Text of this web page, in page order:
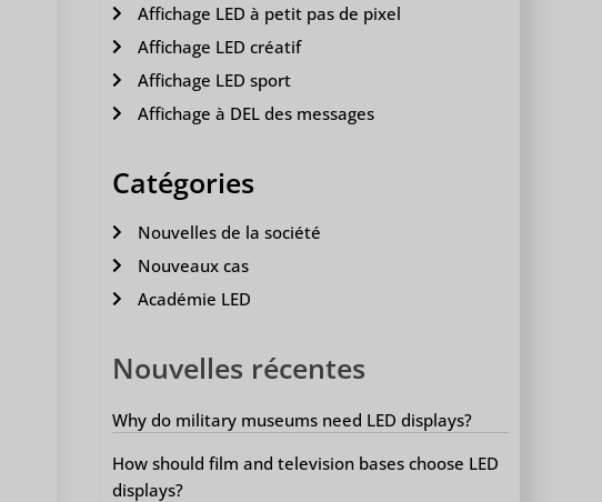
Affichage LED à petit pas de pixel
Affichage LED créatif
Affichage LED sport
Affichage à DEL des messages
Catégories
Nouvelles de la société
Nouveaux cas
Académie LED
Nouvelles récentes
Why do military museums need LED displays?
How should film and television bases choose LED
displays?